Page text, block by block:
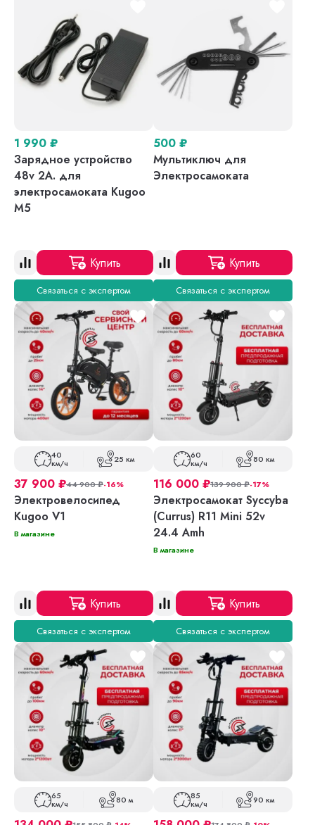
1 990 ₽
Зарядное устройство
48v 2A. для
электросамоката Kugoo
M5
Купить
Связаться с экспертом
500 ₽
Мультиключ для
Электросамоката
Купить
Связаться с экспертом
40
км/ч 25 км
37 900 ₽44 900₽-16%
Электровелосипед
Kugoo V1
В магазине
Купить
Связаться с экспертом
60
км/ч 80 км
116 000 ₽139 900₽-17%
Электросамокат Syccyba
(Currus) R11 Mini 52v
24.4 Amh
В магазине
Купить
Связаться с экспертом
65
км/ч 80 м 85
км/ч 90 км